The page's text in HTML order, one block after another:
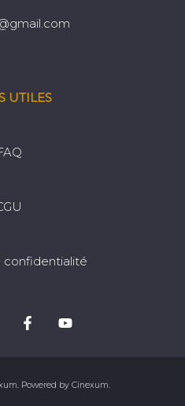
UTILES
confidentialité
Powered by Cinexum.